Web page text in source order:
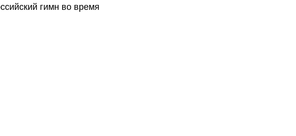
гимн во время